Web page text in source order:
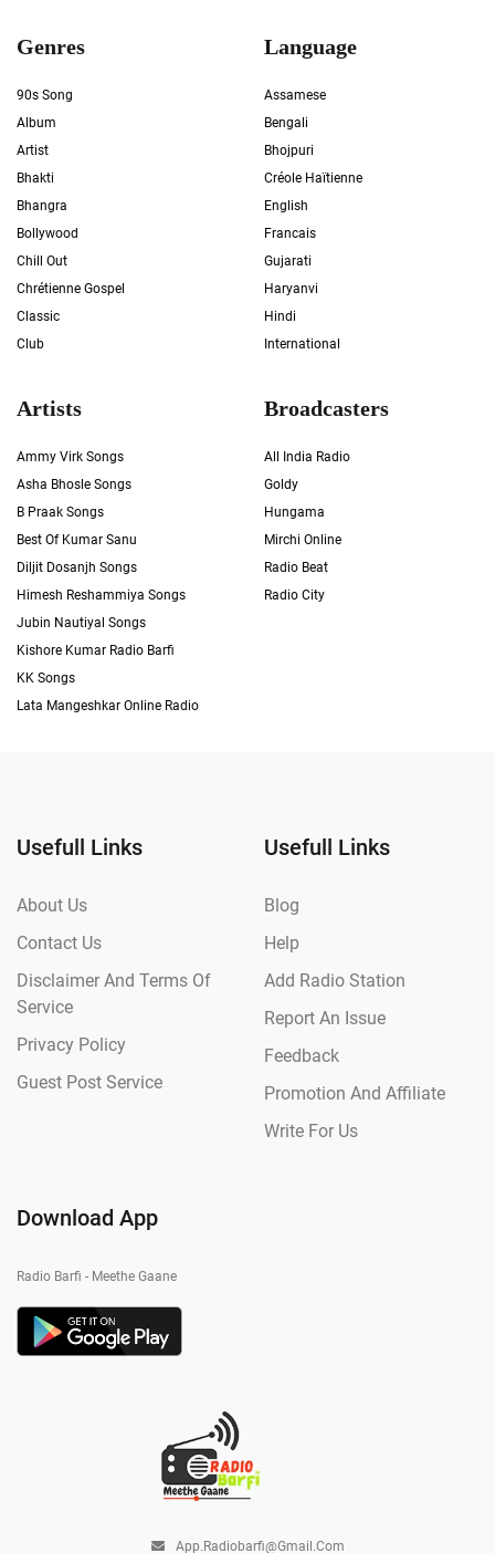
Genres
90s Song
Album
Artist
Bhakti
Bhangra
Bollywood
Chill Out
Chrétienne Gospel
Classic
Club
Language
Assamese
Bengali
Bhojpuri
Créole Haïtienne
English
Francais
Gujarati
Haryanvi
Hindi
International
Artists
Ammy Virk Songs
Asha Bhosle Songs
B Praak Songs
Best Of Kumar Sanu
Diljit Dosanjh Songs
Himesh Reshammiya Songs
Jubin Nautiyal Songs
Kishore Kumar Radio Barfi
KK Songs
Lata Mangeshkar Online Radio
Broadcasters
All India Radio
Goldy
Hungama
Mirchi Online
Radio Beat
Radio City
Usefull Links
About Us
Contact Us
Disclaimer And Terms Of
Service
Privacy Policy
Guest Post Service
Usefull Links
Blog
Help
Add Radio Station
Report An Issue
Feedback
Promotion And Affiliate
Write For Us
Download App
Radio Barfi - Meethe Gaane
App.radiobarfi@gmail.com